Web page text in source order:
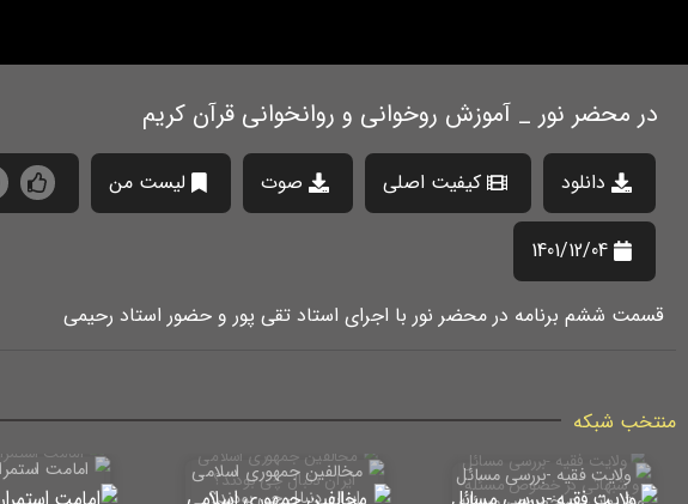
در محضر نور _ آموزش روخوانی و روانخوانی قرآن کریم
دانلود کیفیت اصلی صوت لیست من
1401/12/04
قسمت ششم برنامه در محضر نور با اجرای استاد تقی پور و حضور استاد رحیمی
منتخب شبکه